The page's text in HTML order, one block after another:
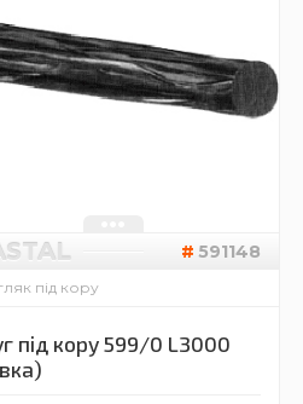
591148
під кору
під кору 599/0 L3000